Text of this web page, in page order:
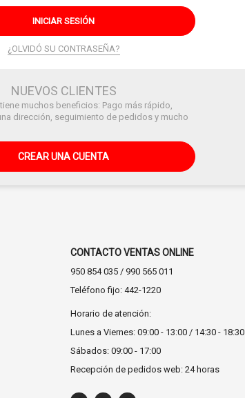
INICIAR SESIÓN
¿OLVIDÓ SU CONTRASEÑA?
NUEVOS CLIENTES
muchos beneficios: Pago más rápido,
dirección, seguimiento de pedidos y mucho
CREAR UNA CUENTA
CONTACTO VENTAS ONLINE
950 854 035 / 990 565 011
Teléfono fijo: 442-1220
Horario de atención:
Lunes a Viernes: 09:00 - 13:00 / 14:30 - 18:30
Sábados: 09:00 - 17:00
Recepción de pedidos web: 24 horas